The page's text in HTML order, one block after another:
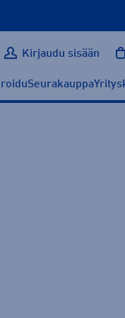
Kirjaudu sisään
Seurakauppa